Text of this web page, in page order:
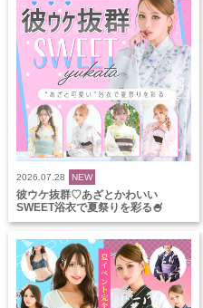
2026.07.28 NEW
彼ウケ抜群♡あざとかわいい
SWEET浴衣で夏祭りを彩る🍧